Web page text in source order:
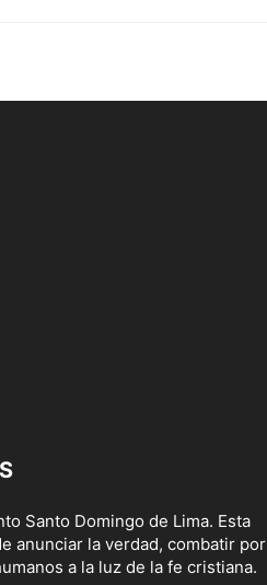
Santo Domingo de Lima. Esta
anunciar la verdad, combatir por
a la luz de la fe cristiana.